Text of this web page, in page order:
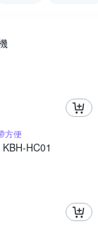
方便
HC01